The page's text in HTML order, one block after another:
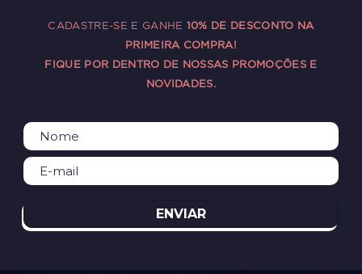
CADASTRE-SE E GANHE 10% DE DESCONTO NA
PRIMEIRA COMPRA!
FIQUE POR DENTRO DE NOSSAS PROMOÇÕES E
NOVIDADES.
ENVIAR